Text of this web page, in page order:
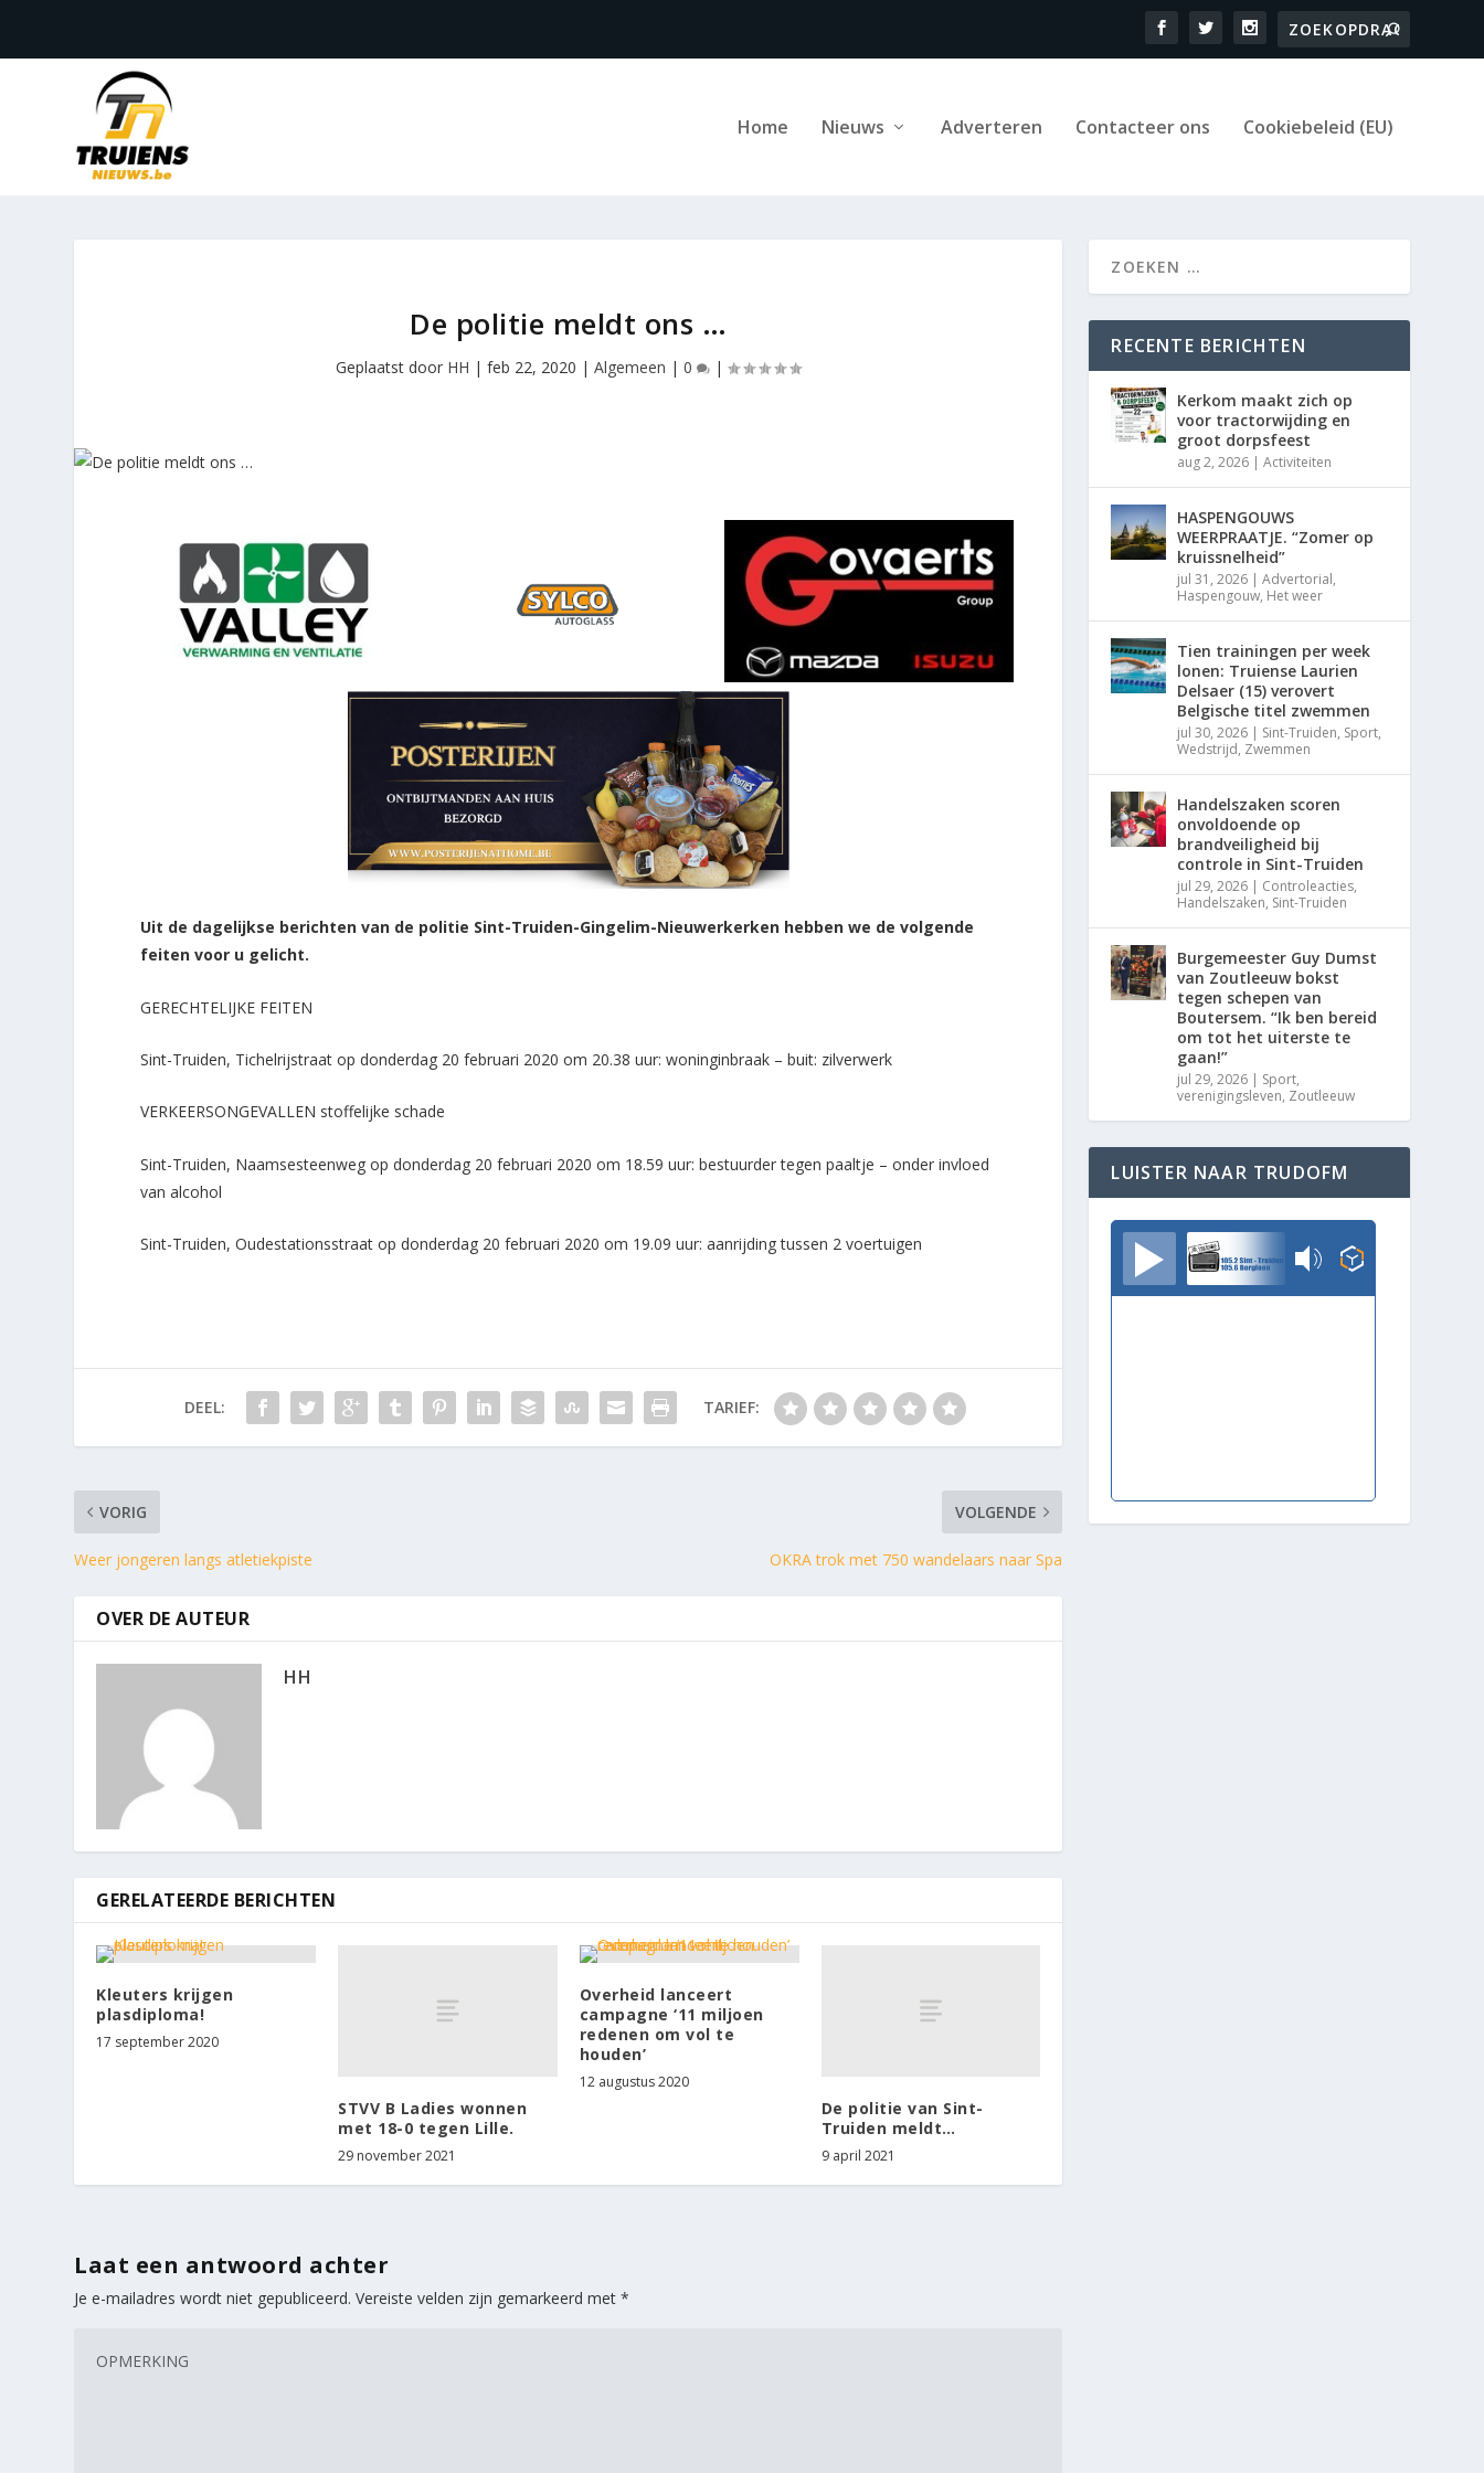
Home Nieuws Adverteren Contacteer ons Cookiebeleid (EU)
De politie meldt ons …
Geplaatst door HH |feb 22, 2020 |Algemeen |0 |
Uit de dagelijkse berichten van de politie Sint-Truiden-Gingelim-Nieuwerkerken hebben we de volgende
feiten voor u gelicht.
GERECHTELIJKE FEITEN
Sint-Truiden, Tichelrijstraat op donderdag 20 februari 2020 om 20.38 uur: woninginbraak – buit: zilverwerk
VERKEERSONGEVALLEN stoffelijke schade
Sint-Truiden, Naamsesteenweg op donderdag 20 februari 2020 om 18.59 uur: bestuurder tegen paaltje – onder invloed
van alcohol
Sint-Truiden, Oudestationsstraat op donderdag 20 februari 2020 om 19.09 uur: aanrijding tussen 2 voertuigen
DEEL: TARIEF:
VORIG
Weer jongeren langs atletiekpiste
VOLGENDE
OKRA trok met 750 wandelaars naar Spa
OVER DE AUTEUR
HH
GERELATEERDE BERICHTEN
Kleuters krijgen
plasdiploma!
17 september 2020
STVV B Ladies wonnen
met 18-0 tegen Lille.
29 november 2021
Overheid lanceert
campagne ‘11 miljoen
redenen om vol te
houden’
12 augustus 2020
De politie van Sint-
Truiden meldt…
9 april 2021
Laat een antwoord achter
Je e-mailadres wordt niet gepubliceerd. Vereiste velden zijn gemarkeerd met*
RECENTE BERICHTEN
Kerkom maakt zich op
voor tractorwijding en
groot dorpsfeest
aug 2, 2026 |Activiteiten
HASPENGOUWS
WEERPRAATJE. “Zomer op
kruissnelheid”
jul 31, 2026 |Advertorial,
Haspengouw, Het weer
Tien trainingen per week
lonen: Truiense Laurien
Delsaer (15) verovert
Belgische titel zwemmen
jul 30, 2026 | Sint-Truiden, Sport,
Wedstrijd, Zwemmen
Handelszaken scoren
onvoldoende op
brandveiligheid bij
controle in Sint-Truiden
jul 29, 2026 | Controleacties,
Handelszaken, Sint-Truiden
Burgemeester Guy Dumst
van Zoutleeuw bokst
tegen schepen van
Boutersem. “Ik ben bereid
om tot het uiterste te
gaan!”
jul 29, 2026 | Sport,
verenigingsleven, Zoutleeuw
LUISTER NAAR TRUDOFM
TrudoFM